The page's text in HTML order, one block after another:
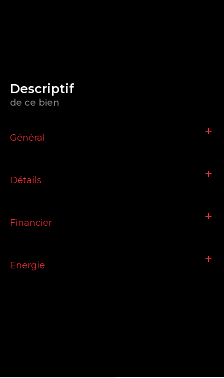
descriptif
de ce bien
Général
Détails
Financier
Energie